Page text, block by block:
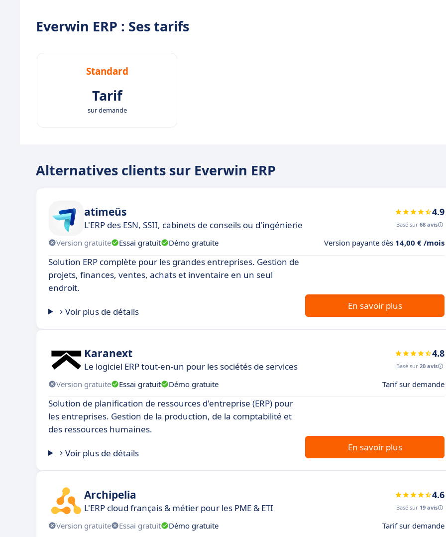
Everwin ERP : Ses tarifs
Standard
Tarif
sur demande
Alternatives clients sur Everwin ERP
atimeüs
L'ERP des ESN, SSII, cabinets de conseils ou d'ingénierie
4.9
Basé sur 68 avis
Version gratuite Essai gratuit Démo gratuite Version payante dès 14,00 € /mois
Solution ERP complète pour les grandes entreprises. Gestion de
projets, finances, ventes, achats et inventaire en un seul
endroit.
Voir plus de détails
En savoir plus
Karanext
Le logiciel ERP tout-en-un pour les sociétés de services
4.8
Basé sur 20 avis
Version gratuite Essai gratuit Démo gratuite Tarif sur demande
Solution de planification de ressources d'entreprise (ERP) pour
les entreprises. Gestion de la production, de la comptabilité et
des ressources humaines.
Voir plus de détails
En savoir plus
Archipelia
L'ERP cloud français & métier pour les PME & ETI
4.6
Basé sur 19 avis
Version gratuite Essai gratuit Démo gratuite Tarif sur demande